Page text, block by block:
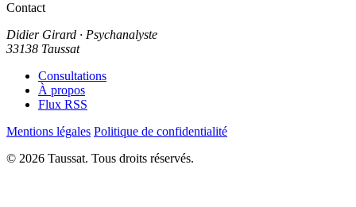
Contact
Didier Girard · Psychanalyste
33138 Taussat
Consultations
À propos
Flux RSS
Mentions légales Politique de confidentialité
© 2026 Taussat. Tous droits réservés.